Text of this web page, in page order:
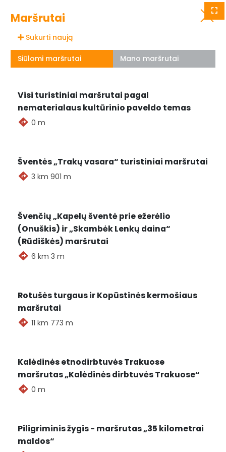
Renginių nėra
Maršrutai
Siūlomi maršrutai Mano maršrutai
Sukurti naują
Visi turistiniai maršrutai pagal
nematerialaus kultūrinio paveldo temas
0 m
Šventės „Trakų vasara“ turistiniai maršrutai
3 km 901 m
Švenčių „Kapelų šventė prie ežerėlio
(Onuškis) ir „Skambėk Lenkų daina“
(Rūdiškės) maršrutai
6 km 3 m
Rotušės turgaus ir Kopūstinės kermošiaus
maršrutai
11 km 773 m
Kalėdinės etnodirbtuvės Trakuose
maršrutas „Kalėdinės dirbtuvės Trakuose“
0 m
Piligriminis žygis - maršrutas „35 kilometrai
maldos“
Grįžti
Visos seniūnijos
Maršrutai Renginiai